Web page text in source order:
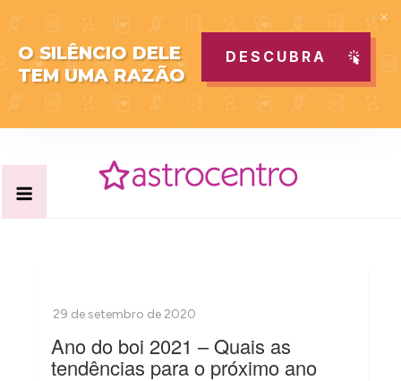
Blog Astrocentro
Ano do boi 2021 – Quais as
tendências para o próximo ano
O SILÊNCIO DELE
TEM UMA RAZÃO
DESCUBRA